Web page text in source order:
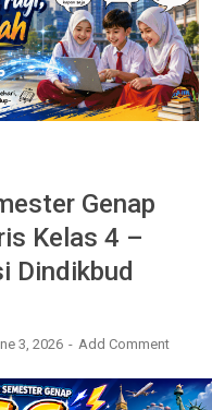
Genap
Kelas 4 –
Dindikbud
3, 2026 Add Comment